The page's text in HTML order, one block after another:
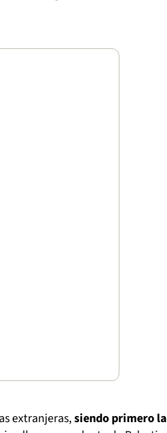
extranjeras,siendo primero la